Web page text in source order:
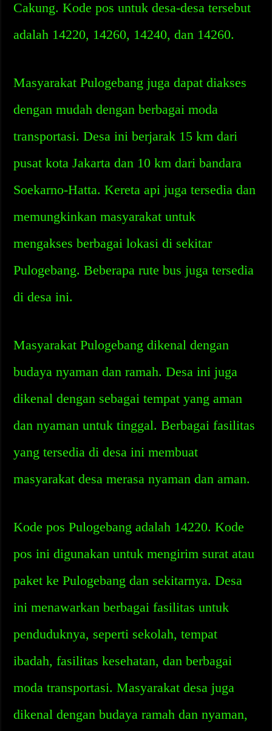
Cakung. Kode pos untuk desa-desa tersebut
adalah 14220, 14260, 14240, dan 14260.
Masyarakat Pulogebang juga dapat diakses
dengan mudah dengan berbagai moda
transportasi. Desa ini berjarak 15 km dari
pusat kota Jakarta dan 10 km dari bandara
Soekarno-Hatta. Kereta api juga tersedia dan
memungkinkan masyarakat untuk
mengakses berbagai lokasi di sekitar
Pulogebang. Beberapa rute bus juga tersedia
di desa ini.
Masyarakat Pulogebang dikenal dengan
budaya nyaman dan ramah. Desa ini juga
dikenal dengan sebagai tempat yang aman
dan nyaman untuk tinggal. Berbagai fasilitas
yang tersedia di desa ini membuat
masyarakat desa merasa nyaman dan aman.
Kode pos Pulogebang adalah 14220. Kode
pos ini digunakan untuk mengirim surat atau
paket ke Pulogebang dan sekitarnya. Desa
ini menawarkan berbagai fasilitas untuk
penduduknya, seperti sekolah, tempat
ibadah, fasilitas kesehatan, dan berbagai
moda transportasi. Masyarakat desa juga
dikenal dengan budaya ramah dan nyaman,